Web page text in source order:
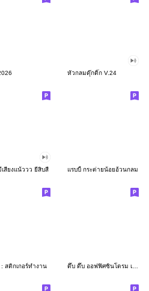
หัวกลมดุ๊กดิ๊ก V.24
สียงแน้ววว ยี่สิบสี่ แรบบี้ กระต่ายน้อยอ้วนกลม
: สติกเกอร์ทำงาน ดึ๊บ ดึ๊บ ออฟฟิศซินโดรม เจ็ด